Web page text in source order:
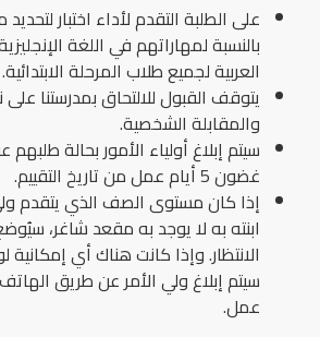
على الطلبة التقدم لأداء اختبار
بالنسبة لمهاراتهم في اللغة
العربية لجميع طلاب المرحلة الابتدائية.
يتوقف القبول للالتحاق بمدرستنا على
والمقابلة الشخصية.
سيتم إبلاغ أولياء الأمور بحالة
غضون 5 أيام عمل من تاريخ التقييم.
إذا کان مستوى الصف الذي یتقدم
ابنته به لا یوجد به مقعد شاغر،
الانتظار. وإذا كانت هناك أي
عمل.